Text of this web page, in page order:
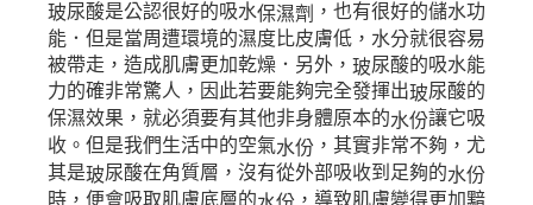
玻尿酸是公認很好的吸水保濕劑 ，也有很好的儲水功
能．但是當周遭環境的濕度比皮膚低，水分就很容易
被帶走，造成肌膚更加乾燥．另外，玻尿酸的吸水能
力的確非常驚人，因此若要能夠完全發揮出玻尿酸的
保濕效果，就必須要有其他非身體原本的水份讓它吸
收。但是我們生活中的空氣水份 ，其實非常不夠，尤
其是玻尿酸在角質層，沒有從外部吸收到足夠的水份
時，便會吸取肌膚底層的
，導致肌膚變得更加黯